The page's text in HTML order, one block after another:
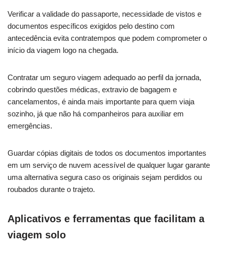
Verificar a validade do passaporte, necessidade de vistos e
documentos específicos exigidos pelo destino com
antecedência evita contratempos que podem comprometer o
início da viagem logo na chegada.
Contratar um seguro viagem adequado ao perfil da jornada,
cobrindo questões médicas, extravio de bagagem e
cancelamentos, é ainda mais importante para quem viaja
sozinho, já que não há companheiros para auxiliar em
emergências.
Guardar cópias digitais de todos os documentos importantes
em um serviço de nuvem acessível de qualquer lugar garante
uma alternativa segura caso os originais sejam perdidos ou
roubados durante o trajeto.
Aplicativos e ferramentas que facilitam a
viagem solo